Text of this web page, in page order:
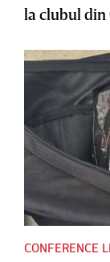
la clubul din
CONFERENCE